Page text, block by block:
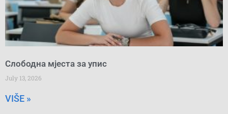
Слободна мјеста за упис
July 13, 2026
VIŠE »